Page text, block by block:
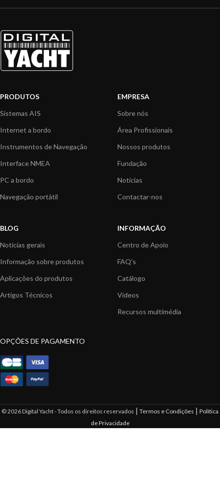
PRODUTOS
Sistemas AIS
Internet a bordo
Instrumentos de Navegação
Interface NMEA
PC a bordo
Navegação portátil
EMPRESA
Sobre nós
Área Profissionais
Nossos produtos
Fundação
Notícias
Contactar-nos
BLOG
Notícias gerais
Informação sobre produtos
Aplicações do produtos
Artigos Técnicos
INFORMAÇÃO
Centro de Apoio
FAQ's
Catálogo
Vídeos
Recursos multimédia
OPÇÕES DE PAGAMENTO
© 2026 Digital Yacht - Todos os direitos reservados | Termos e Condições | Política
de Privacidade